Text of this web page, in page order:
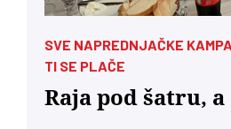
SVE NAPREDNJAČKE
TI SE PLAČE
Raja pod šatru,